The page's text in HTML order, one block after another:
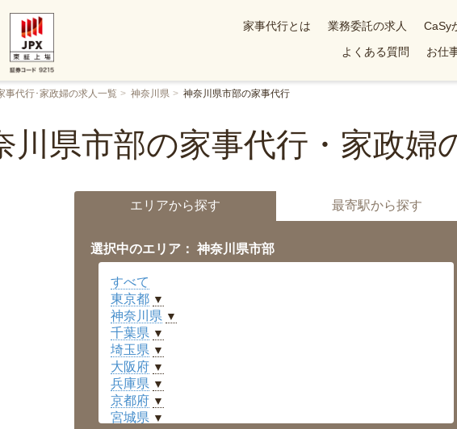
家事代行とは 業務委託の求人
CaSy
よくある質問
お仕
事代行･家政婦の求人一覧 神奈川県 神奈川県市部の家事代行
川県市部の家事代行・家政婦
エリアから探す 最寄駅から探す
選択中のエリア： 神奈川県市部
すべて
東京都 ▼
神奈川県 ▼
千葉県 ▼
埼玉県 ▼
大阪府 ▼
兵庫県 ▼
京都府 ▼
宮城県 ▼